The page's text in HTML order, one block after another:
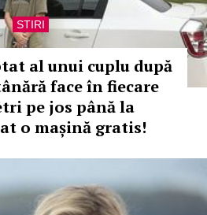
STIRI
al unui cuplu după
face în fiecare
pe jos până la
o mașină gratis!